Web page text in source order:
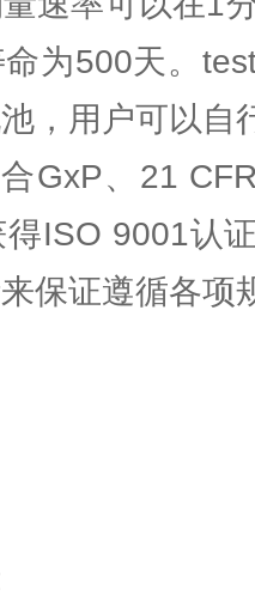
为500天。
，用户可以自
GxP、21
ISO 9001认
保证遵循各项